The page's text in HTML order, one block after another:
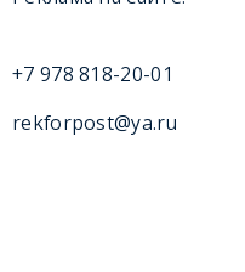
+7 978 818-20-01
rekforpost@ya.ru